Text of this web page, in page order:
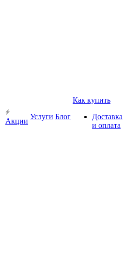
Акции
Услуги Блог
Как купить
Доставка
и оплата